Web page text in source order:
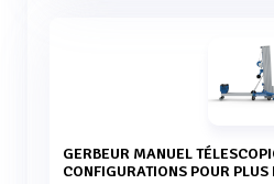
GERBEUR MANUEL TÉLESCOPIQUE : DEUX
CONFIGURATIONS POUR PLUS